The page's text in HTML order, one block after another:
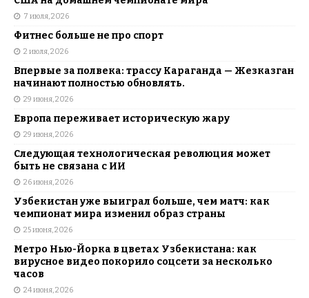
7 июля, 2026
Фитнес больше не про спорт
2 июля, 2026
Впервые за полвека: трассу Караганда — Жезказган
начинают полностью обновлять.
29 июня, 2026
Европа переживает историческую жару
29 июня, 2026
Следующая технологическая революция может
быть не связана с ИИ
26 июня, 2026
Узбекистан уже выиграл больше, чем матч: как
чемпионат мира изменил образ страны
25 июня, 2026
Метро Нью-Йорка в цветах Узбекистана: как
вирусное видео покорило соцсети за несколько
часов
24 июня, 2026